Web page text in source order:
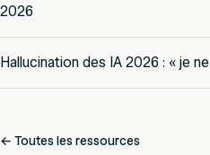
2026
Hallucination des IA 2026 : « je
← Toutes les ressources